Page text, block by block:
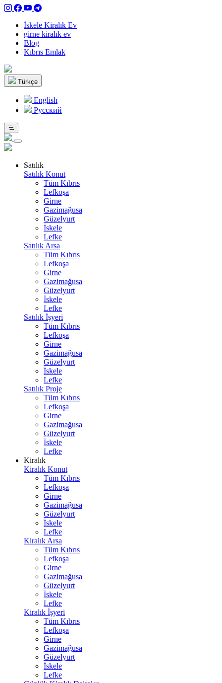
İskele Kiralık Ev
girne kiralık ev
Blog
Kıbrıs Emlak
Türkçe
English
Pусский
Satılık
Satılık Konut
Tüm Kıbrıs
Lefkoşa
Girne
Gazimağusa
Güzelyurt
İskele
Lefke
Satılık Arsa
Tüm Kıbrıs
Lefkoşa
Girne
Gazimağusa
Güzelyurt
İskele
Lefke
Satılık İşyeri
Tüm Kıbrıs
Lefkoşa
Girne
Gazimağusa
Güzelyurt
İskele
Lefke
Satılık Proje
Tüm Kıbrıs
Lefkoşa
Girne
Gazimağusa
Güzelyurt
İskele
Lefke
Kiralık
Kiralık Konut
Tüm Kıbrıs
Lefkoşa
Girne
Gazimağusa
Güzelyurt
İskele
Lefke
Kiralık Arsa
Tüm Kıbrıs
Lefkoşa
Girne
Gazimağusa
Güzelyurt
İskele
Lefke
Kiralık İşyeri
Tüm Kıbrıs
Lefkoşa
Girne
Gazimağusa
Güzelyurt
İskele
Lefke